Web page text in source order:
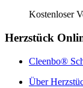
Kostenloser
Herzstück
Cleenbo®
Über